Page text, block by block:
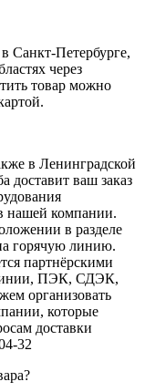
Санкт-Петербурге,
через
товар можно
в Ленинградской
доставит ваш заказ
нашей компании.
в разделе
горячую линию.
партнёрскими
ПЭК, СДЭК,
организовать
которые
доставки
32